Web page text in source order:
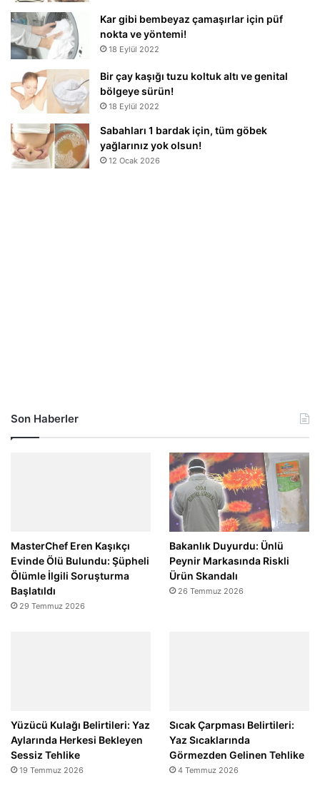
Kar gibi bembeyaz çamaşırlar için püf
nokta ve yöntemi!
18 Eylül 2022
Bir çay kaşığı tuzu koltuk altı ve genital
bölgeye sürün!
18 Eylül 2022
Sabahları 1 bardak için, tüm göbek
yağlarınız yok olsun!
12 Ocak 2026
Son Haberler
MasterChef Eren Kaşıkçı
Evinde Ölü Bulundu: Şüpheli
Ölümle İlgili Soruşturma
Başlatıldı
29 Temmuz 2026
Bakanlık Duyurdu: Ünlü
Peynir Markasında Riskli
Ürün Skandalı
26 Temmuz 2026
Yüzücü Kulağı Belirtileri: Yaz
Aylarında Herkesi Bekleyen
Sessiz Tehlike
19 Temmuz 2026
Sıcak Çarpması Belirtileri:
Yaz Sıcaklarında
Görmezden Gelinen Tehlike
4 Temmuz 2026